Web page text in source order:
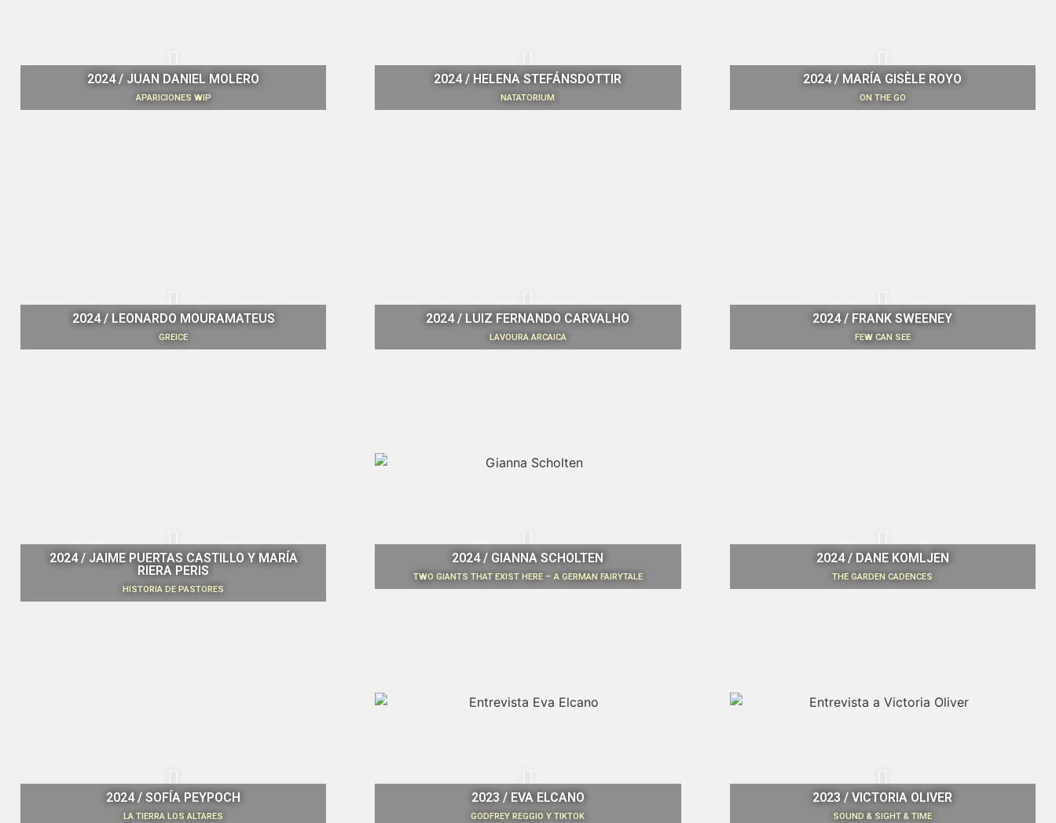
2024 / JUAN DANIEL MOLERO
APARICIONES WIP
2024 / HELENA STEFÁNSDOTTIR
NATATORIUM
2024 / MARÍA GISÈLE ROYO
ON THE GO
2024 / LEONARDO MOURAMATEUS
GREICE
2024 / LUIZ FERNANDO CARVALHO
LAVOURA ARCAICA
2024 / FRANK SWEENEY
FEW CAN SEE
2024 / JAIME PUERTAS CASTILLO Y MARÍA
RIERA PERIS
HISTORIA DE PASTORES
2024 / GIANNA SCHOLTEN
TWO GIANTS THAT EXIST HERE – A GERMAN FAIRYTALE
2024 / DANE KOMLJEN
THE GARDEN CADENCES
2024 / SOFÍA PEYPOCH
LA TIERRA LOS ALTARES
2023 / EVA ELCANO
GODFREY REGGIO Y TIKTOK
2023 / VICTORIA OLIVER
SOUND & SIGHT & TIME